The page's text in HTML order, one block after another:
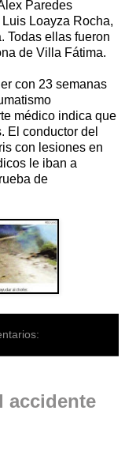
Paredes
Loayza Rocha,
Todas ellas fueron
de Villa Fátima.
con 23 semanas
médico indica que
El conductor del
con lesiones en
le iban a
de
accidente